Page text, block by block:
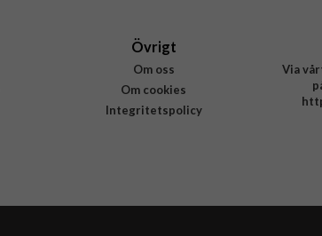
Övrigt
Om oss
Om cookies
Integritetspolicy
Via